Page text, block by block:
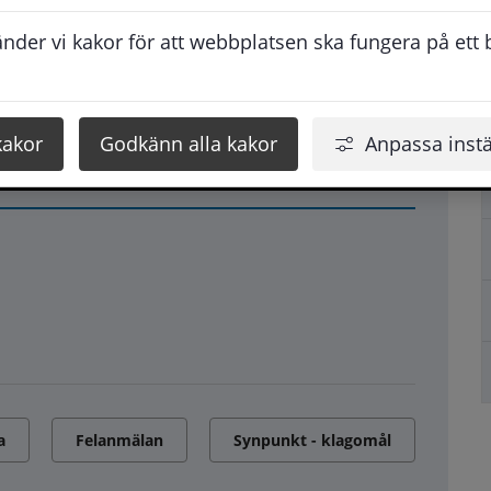
vi kakor för att webbplatsen ska fungera på ett
Godkänn alla kakor Anpassa
Felanmälan Synpunkt - klagomål